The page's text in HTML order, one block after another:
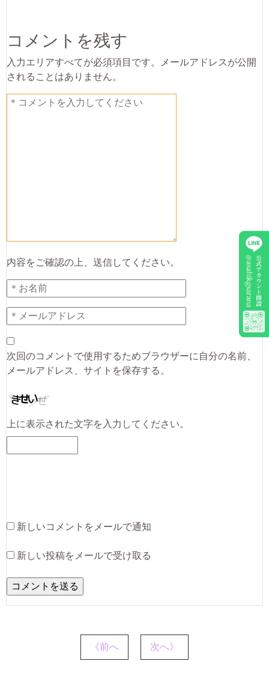
コメントを残す
入力エリアすべてが必須項目です。メールアドレスが公開
されることはありません。
内容をご確認の上、送信してください。
次回のコメントで使用するためブラウザーに自分の名前、
メールアドレス、サイトを保存する。
上に表示された文字を入力してください。
新しいコメントをメールで通知
新しい投稿をメールで受け取る
《前へ 次へ》